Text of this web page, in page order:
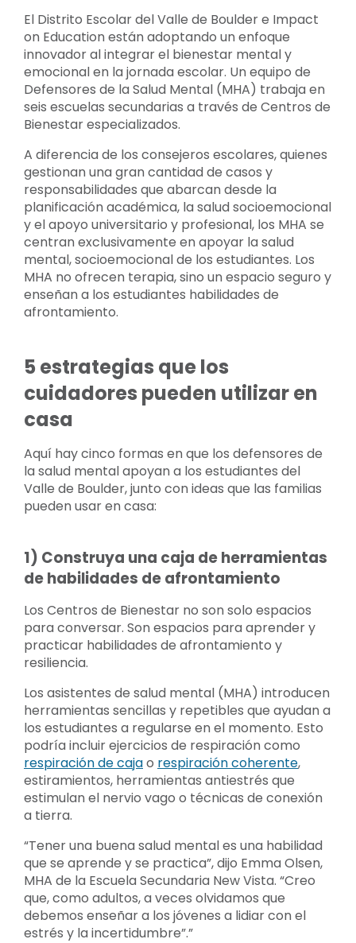
El Distrito Escolar del Valle de Boulder e Impact
on Education están adoptando un enfoque
innovador al integrar el bienestar mental y
emocional en la jornada escolar. Un equipo de
Defensores de la Salud Mental (MHA) trabaja en
seis escuelas secundarias a través de Centros de
Bienestar especializados.
A diferencia de los consejeros escolares, quienes
gestionan una gran cantidad de casos y
responsabilidades que abarcan desde la
planificación académica, la salud socioemocional
y el apoyo universitario y profesional, los MHA se
centran exclusivamente en apoyar la salud
mental, socioemocional de los estudiantes. Los
MHA no ofrecen terapia, sino un espacio seguro y
enseñan a los estudiantes habilidades de
afrontamiento.
5 estrategias que los
cuidadores pueden utilizar en
casa
Aquí hay cinco formas en que los defensores de
la salud mental apoyan a los estudiantes del
Valle de Boulder, junto con ideas que las familias
pueden usar en casa:
1) Construya una caja de herramientas
de habilidades de afrontamiento
Los Centros de Bienestar no son solo espacios
para conversar. Son espacios para aprender y
practicar habilidades de afrontamiento y
resiliencia.
Los asistentes de salud mental (MHA) introducen
herramientas sencillas y repetibles que ayudan a
los estudiantes a regularse en el momento. Esto
podría incluir ejercicios de respiración como
respiración de cajao respiración coherente,
estiramientos, herramientas antiestrés que
estimulan el nervio vago o técnicas de conexión
a tierra.
“Tener una buena salud mental es una habilidad
que se aprende y se practica”, dijo Emma Olsen,
MHA de la Escuela Secundaria New Vista. “Creo
que, como adultos, a veces olvidamos que
debemos enseñar a los jóvenes a lidiar con el
estrés y la incertidumbre”.”